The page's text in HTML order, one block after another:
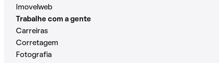
Imovelweb
Trabalhe com a gente
Carreiras
Corretagem
Fotografia